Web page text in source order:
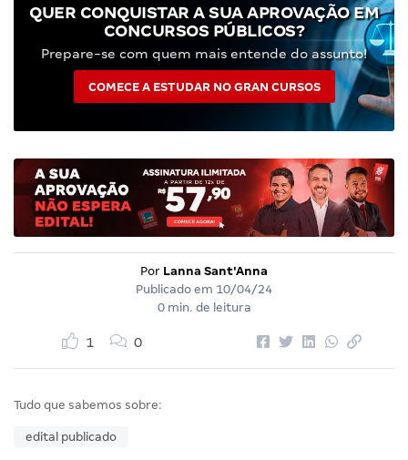
QUER CONQUISTAR A SUA APROVAÇÃO EM
CONCURSOS PÚBLICOS?
Prepare-se com quem mais entende do assunto!
COMECE A ESTUDAR NO GRAN CURSOS
Por Lanna Sant'Anna
Publicado em 10/04/24
0 min. de leitura
1 0
Tudo que sabemos sobre:
edital publicado